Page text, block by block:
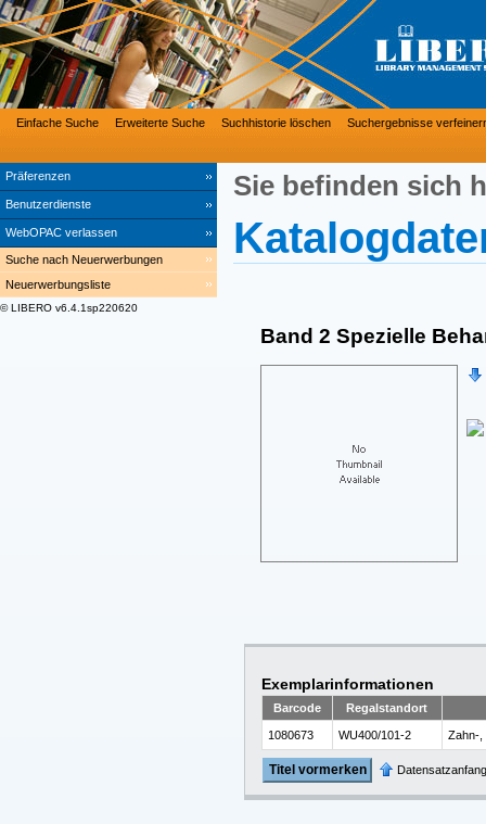
Präferenzen
Benutzerdienste
WebOPAC verlassen
Einfache Suche Erweiterte Suche Suchhistorie löschen Suchergebnisse
Suche nach Neuerwerbungen
Neuerwerbungsliste
© LIBERO v6.4.1sp220620
Sie befinden sich
Band 2 Spezielle
Exemplarinformationen
Barcode Regalstandort
1080673 WU400/101-2 Zahn-,
Titel vormerken